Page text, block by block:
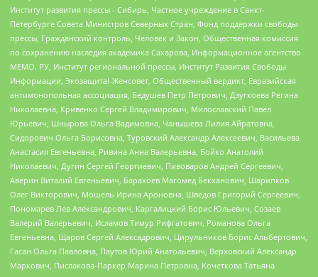
Институт развития прессы - Сибирь, Частное учреждение в Санкт-
Петербурге Совета Министров Северных Стран, Фонд поддержки свободы
прессы, Гражданский контроль, Человек и Закон, Общественная комиссия
по сохранению наследия академика Сахарова, Информационное агентство
МЕМО. РУ, Институт региональной прессы, Институт Развития Свободы
Информации, Экозащита!-Женсовет, Общественный вердикт, Евразийская
антимонопольная ассоциация, Бедушев Петр Петрович, Дзугкоева Регина
Николаевна, Кривенко Сергей Владимирович, Милославский Павел
Юрьевич, Шнырова Ольга Вадимовна, Чанышева Лилия Айратовна,
Сидорович Ольга Борисовна, Туровский Александр Алексеевич, Васильева
Анастасия Евгеньевна, Ривина Анна Валерьевна, Бойко Анатолий
Николаевич, Дугин Сергей Георгиевич, Пивоваров Андрей Сергеевич,
Аверин Виталий Евгеньевич, Барахоев Магомед Бекханович, Шарипков
Олег Викторович, Мошель Ирина Ароновна, Шведов Григорий Сергеевич,
Пономарев Лев Александрович, Каргалицкий Борис Юльевич, Созаев
Валерий Валерьевич, Исламов Тимур Рифгатович, Романова Ольга
Евгеньевна, Щаров Сергей Алексадрович, Цирульников Борис Альбертович,
Гасан Ольга Павловна, Паутов Юрий Анатольевич, Верховский Александр
Маркович, Пислакова-Паркер Марина Петровна, Кочеткова Татьяна